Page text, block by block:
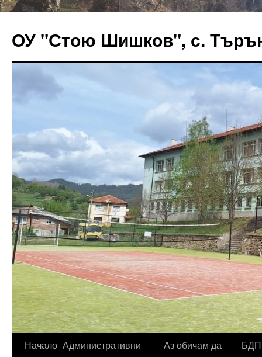
ОУ "Стою Шишков", с.
Към
Начало Административни
Аз обичам да
БДП